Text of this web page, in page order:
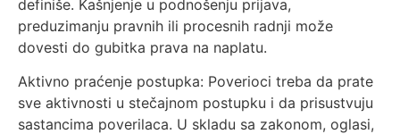
definiše. Kašnjenje u podnošenju prijava,
preduzimanju pravnih ili procesnih radnji može
dovesti do gubitka prava na naplatu.
Aktivno praćenje postupka: Poverioci treba da prate
sve aktivnosti u stečajnom postupku i da prisustvuju
sastancima poverilaca. U skladu sa zakonom, oglasi,